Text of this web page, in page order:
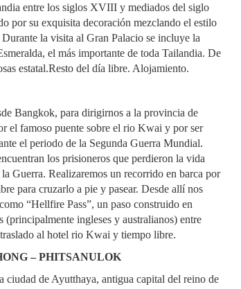
entre los siglos XVIII y mediados del siglo
por su exquisita decoración mezclando el estilo
la visita al Gran Palacio se incluye la
el más importante de toda Tailandia. De
estatal.Resto del día libre. Alojamiento.
Bangkok, para dirigirnos a la provincia de
el famoso puente sobre el rio Kwai y por ser
el periodo de la Segunda Guerra Mundial.
los prisioneros que perdieron la vida
Guerra. Realizaremos un recorrido en barca por
para cruzarlo a pie y pasear. Desde allí nos
“Hellfire Pass”, un paso construido en
ingleses y australianos) entre
al hotel rio Kwai y tiempo libre.
– PHITSANULOK
ciudad de Ayutthaya, antigua capital del reino de